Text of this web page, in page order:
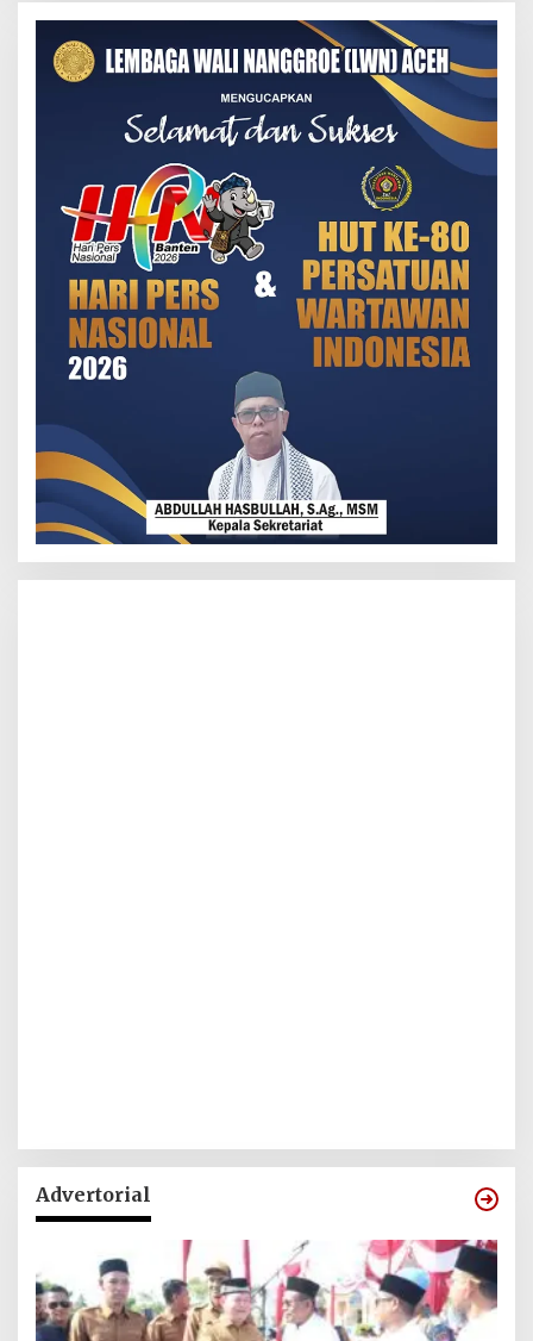
Advertorial